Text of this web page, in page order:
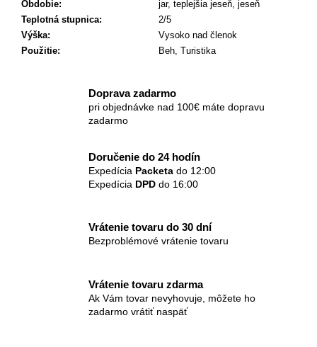
Obdobie:
jar, teplejšia jeseň, jeseň
Teplotná stupnica:
2/5
Výška:
Vysoko nad členok
Použitie: Beh, Turistika
Doprava zadarmo
pri objednávke nad 100€ máte dopravu
zadarmo
Doručenie do 24 hodín
Expedícia Packeta do 12:00
Expedícia DPD do 16:00
Vrátenie tovaru do 30 dní
Bezproblémové vrátenie tovaru
Vrátenie tovaru zdarma
Ak Vám tovar nevyhovuje, môžete ho
zadarmo vrátiť naspäť